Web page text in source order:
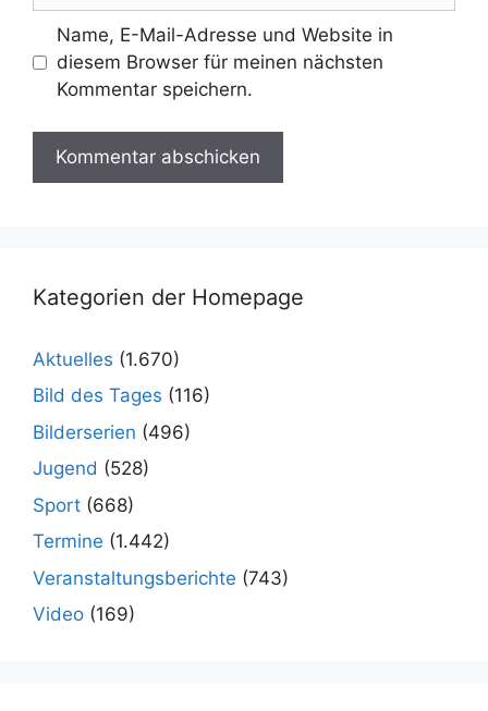
Name, E-Mail-Adresse und Website in
diesem Browser für meinen nächsten
Kommentar speichern.
Kategorien der Homepage
Aktuelles (1.670)
Bild des Tages (116)
Bilderserien (496)
Jugend (528)
Sport (668)
Termine (1.442)
Veranstaltungsberichte (743)
Video (169)